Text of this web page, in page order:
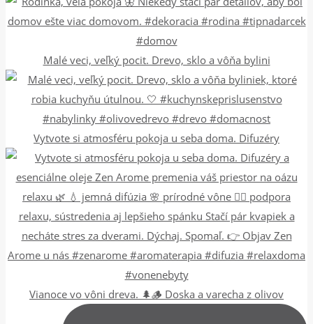
Malé veci, veľký pocit. Drevo, sklo a vôňa bylini
Vytvote si atmosféru pokoja u seba doma. Difuzéry
Vianoce vo vôni dreva. 🌲🪵 Doska a varecha z olivov